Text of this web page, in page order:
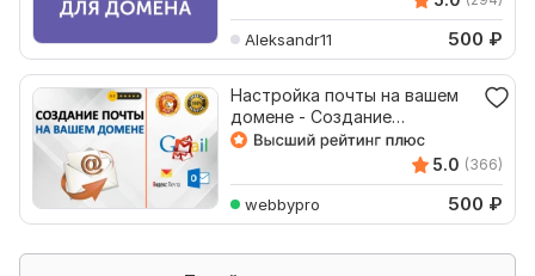
Aleksandr11 500 ₽
Настройка почты на вашем
домене - Создание
доменной почты
5.0 (366)
webbypro 500 ₽